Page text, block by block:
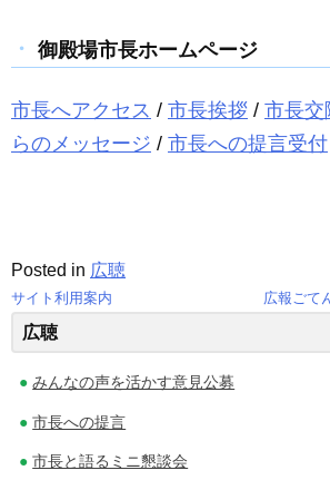
御殿場市長ホームページ
市長へアクセス / 市長挨拶 / 市長交
らのメッセージ / 市長への提言受付
Posted in 広聴
投
サイト利用案内 広報ごて
広聴
みんなの声を活かす意見公募
市長への提言
市長と語るミニ懇談会